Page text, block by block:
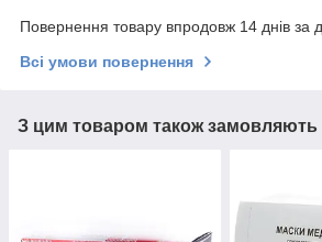
Повернення товару впродовж 14 днів за
Всі умови повернення
З цим товаром також замовляють